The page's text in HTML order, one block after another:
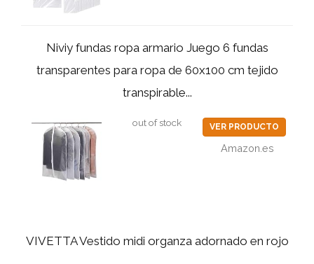
Niviy fundas ropa armario Juego 6 fundas
transparentes para ropa de 60x100 cm tejido
transpirable...
out of stock VER PRODUCTO
Amazon.es
VIVETTA Vestido midi organza adornado en rojo